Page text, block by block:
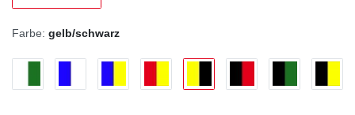
Farbe: gelb/schwarz